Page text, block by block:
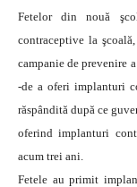
Fetelor din nouă
contraceptive la
campanie de prevenire
-de a oferi implanturi
răspândită după ce
oferind implanturi
acum trei ani.
Fetele au primit